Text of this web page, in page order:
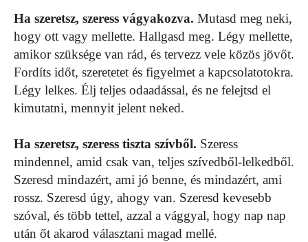
Ha szeretsz, szeress vágyakozva. Mutasd meg neki,
hogy ott vagy mellette. Hallgasd meg. Légy mellette,
amikor szüksége van rád, és tervezz vele közös jövőt.
Fordíts időt, szeretetet és figyelmet a kapcsolatotokra.
Légy lelkes. Élj teljes odaadással, és ne felejtsd el
kimutatni, mennyit jelent neked.
Ha szeretsz, szeress tiszta szívből. Szeress
mindennel, amid csak van, teljes szívedből-lelkedből.
Szeresd mindazért, ami jó benne, és mindazért, ami
rossz. Szeresd úgy, ahogy van. Szeresd kevesebb
szóval, és több tettel, azzal a vággyal, hogy nap nap
után őt akarod választani magad mellé.